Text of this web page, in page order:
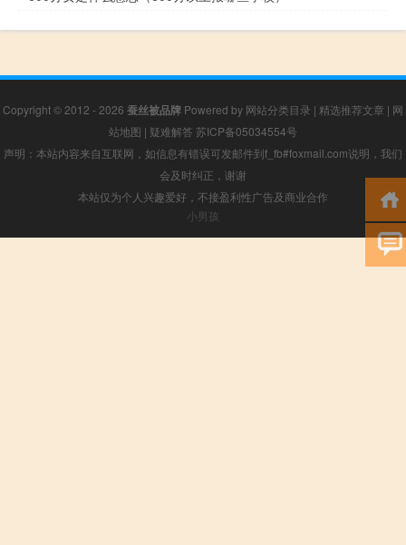
Copyright © 2012 - 2026 蚕丝被品牌 Powered by 网站分类目录 | 精选推荐文章 | 网
站地图 | 疑难解答 苏ICP备05034554号
声明：本站内容来自互联网，如信息有错误可发邮件到f_fb#foxmail.com说明，我们
会及时纠正，谢谢
本站仅为个人兴趣爱好，不接盈利性广告及商业合作
小男孩